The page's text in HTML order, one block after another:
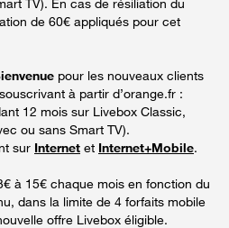
de 60€ appliqués pour cet
pour les nouveaux clients
à partir d’orange.fr :
12 mois sur Livebox Classic,
ou sans Smart TV).
sur Internet et Internet+Mobile.
à 15€ chaque mois en fonction du
dans la limite de 4 forfaits mobile
offre Livebox éligible.